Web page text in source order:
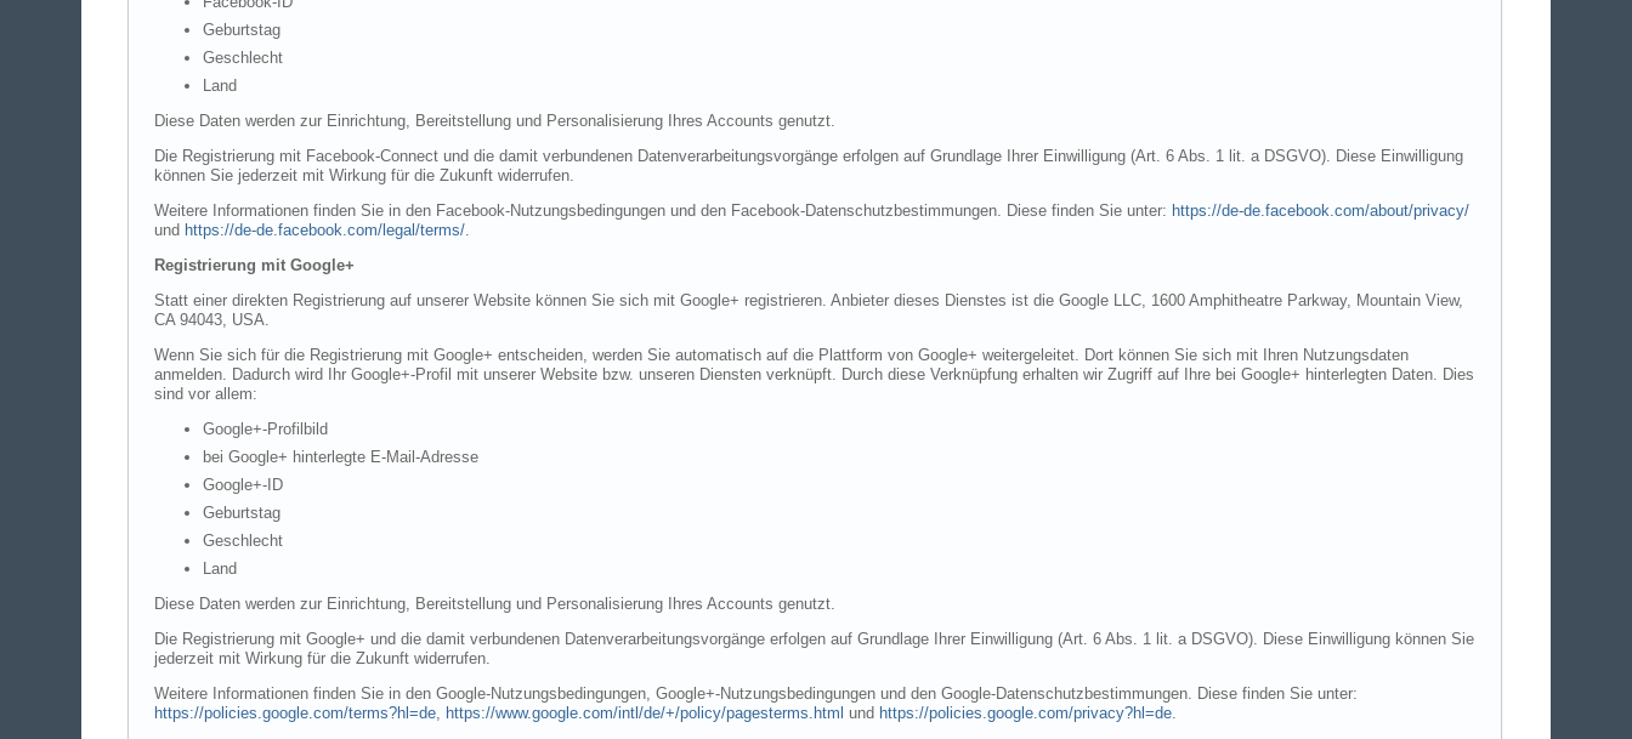
Geburtstag
Geschlecht
Land
Diese Daten werden zur Einrichtung, Bereitstellung und Personalisierung Ihres Accounts genutzt.
Die Registrierung mit Facebook-Connect und die damit verbundenen Datenverarbeitungsvorgänge erfolgen auf Grundlage Ihrer Einwilligung (Art. 6 Abs. 1 lit. a DSGVO). Diese Einwilligung
können Sie jederzeit mit Wirkung für die Zukunft widerrufen.
Weitere Informationen finden Sie in den Facebook-Nutzungsbedingungen und den Facebook-Datenschutzbestimmungen. Diese finden Sie unter: https://de-de.facebook.com/about/privacy/
und https://de-de.facebook.com/legal/terms/.
Registrierung mit Google+
Statt einer direkten Registrierung auf unserer Website können Sie sich mit Google+ registrieren. Anbieter dieses Dienstes ist die Google LLC, 1600 Amphitheatre Parkway, Mountain View,
CA 94043, USA.
Wenn Sie sich für die Registrierung mit Google+ entscheiden, werden Sie automatisch auf die Plattform von Google+ weitergeleitet. Dort können Sie sich mit Ihren Nutzungsdaten
anmelden. Dadurch wird Ihr Google+-Profil mit unserer Website bzw. unseren Diensten verknüpft. Durch diese Verknüpfung erhalten wir Zugriff auf Ihre bei Google+ hinterlegten Daten. Dies
sind vor allem:
Google+-Profilbild
bei Google+ hinterlegte E-Mail-Adresse
Google+-ID
Geburtstag
Geschlecht
Land
Diese Daten werden zur Einrichtung, Bereitstellung und Personalisierung Ihres Accounts genutzt.
Die Registrierung mit Google+ und die damit verbundenen Datenverarbeitungsvorgänge erfolgen auf Grundlage Ihrer Einwilligung (Art. 6 Abs. 1 lit. a DSGVO). Diese Einwilligung können Sie
jederzeit mit Wirkung für die Zukunft widerrufen.
Weitere Informationen finden Sie in den Google-Nutzungsbedingungen, Google+-Nutzungsbedingungen und den Google-Datenschutzbestimmungen. Diese finden Sie unter:
https://policies.google.com/terms?hl=de, https://www.google.com/intl/de/+/policy/pagesterms.html und https://policies.google.com/privacy?hl=de.